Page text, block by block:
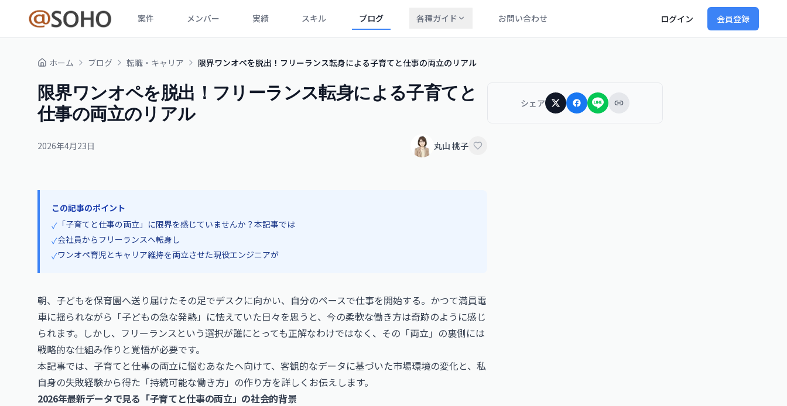
案件 メンバー 実績 スキル ブログ 各種ガイド お問い合わせ ログイン 会員登録
ホーム ブログ 転職・キャリア 限界ワンオペを脱出！フリーランス転身による子育てと仕事の両立のリアル
限界ワンオペを脱出！フリーランス転身による子育てと
仕事の両立のリアル
2026年4月23日 丸山 桃子
この記事のポイント
✓ 「子育てと仕事の両立」に限界を感じていませんか？本記事では
✓会社員からフリーランスへ転身し
✓ワンオペ育児とキャリア維持を両立させた現役エンジニアが
朝、子どもを保育園へ送り届けたその足でデスクに向かい、自分のペースで仕事を開始する。かつて満員電
車に揺られながら「子どもの急な発熱」に怯えていた日々を思うと、今の柔軟な働き方は奇跡のように感じ
られます。しかし、フリーランスという選択が誰にとっても正解なわけではなく、その「両立」の裏側には
戦略的な仕組み作りと覚悟が必要です。
本記事では、子育てと仕事の両立に悩むあなたへ向けて、客観的なデータに基づいた市場環境の変化と、私
自身の失敗経験から得た「持続可能な働き方」の作り方を詳しくお伝えします。
2026年最新データで見る「子育てと仕事の両立」の社会的背景
シェア